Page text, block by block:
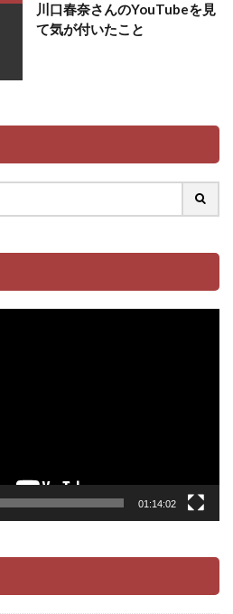
川口春奈さんのYouTubeを見
て気が付いたこと
01:14:02